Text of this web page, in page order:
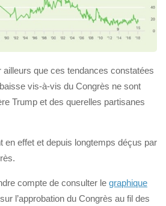
ailleurs que ces tendances constatées
vis-à-vis du Congrès ne sont
Trump et des querelles partisanes
en effet et depuis longtemps déçus par
compte de consulter le graphique
l’approbation du Congrès au fil des